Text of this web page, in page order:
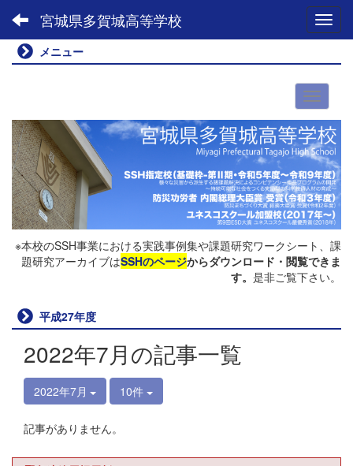
宮城県多賀城高等学校
メニュー
※本校のSSH事業における実践事例集や課題研究ワークシート、課
題研究アーカイブはSSHのページからダウンロード・閲覧できま
す。 是非ご覧下さい。
平成27年度
2022年7月の記事一覧
2022年7月 10件
記事がありません。